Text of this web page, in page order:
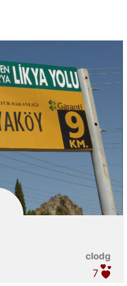
clodg
7